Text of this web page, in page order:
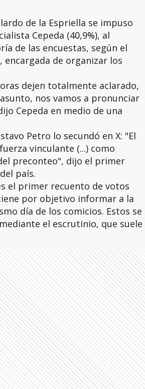
de la Espriella se impuso
Cepeda (40,9%), al
de las encuestas, según el
de organizar los
dejen totalmente aclarado,
nos vamos a pronunciar
Cepeda en medio de una
Petro lo secundó en X: "El
vinculante (...) como
preconteo", dijo el primer
país.
el primer recuento de votos
por objetivo informar a la
día de los comicios. Estos se
el escrutinio, que suele